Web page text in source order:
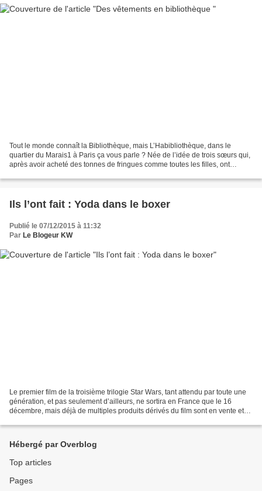
Tout le monde connaît la Bibliothèque, mais L’Habibliothèque, dans le
quartier du Marais1 à Paris ça vous parle ? Née de l’idée de trois sœurs qui,
après avoir acheté des tonnes de fringues comme toutes les filles, ont
Ils l’ont fait : Yoda dans le boxer
Publié le 07/12/2015 à 11:32
Par Le Blogeur KW
Le premier film de la troisième trilogie Star Wars, tant attendu par toute une
génération, et pas seulement d’ailleurs, ne sortira en France que le 16
décembre, mais déjà de multiples produits dérivés du film sont en vente et
Hébergé par Overblog
Top articles
Pages